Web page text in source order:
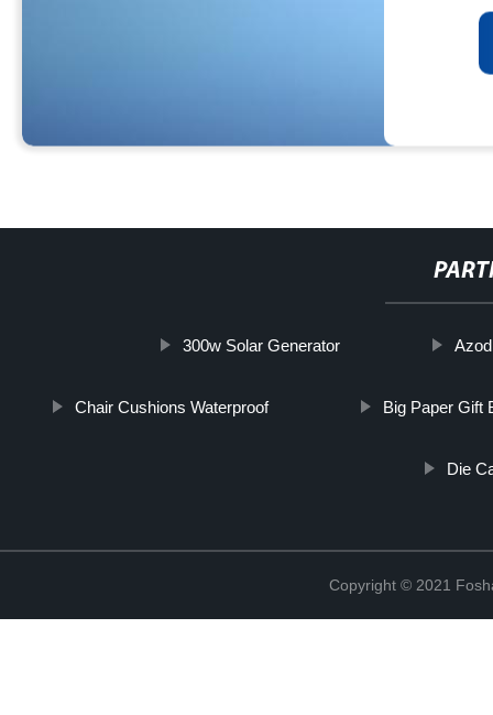
300w Solar Generator
Chair Cushions Waterproof Big Paper Gift
Die
Copyright © 2021